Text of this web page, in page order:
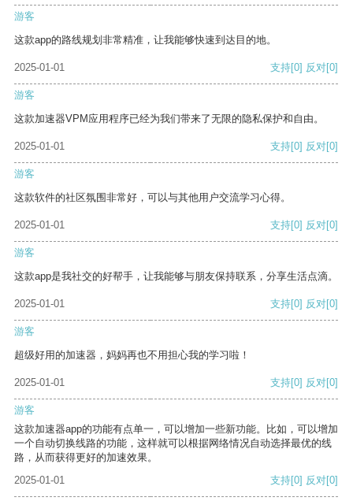
游客
这款app的路线规划非常精准，让我能够快速到达目的地。
2025-01-01 支持[0] 反对[0]
游客
这款加速器VPM应用程序已经为我们带来了无限的隐私保护和自由。
2025-01-01 支持[0] 反对[0]
游客
这款软件的社区氛围非常好，可以与其他用户交流学习心得。
2025-01-01 支持[0] 反对[0]
游客
这款app是我社交的好帮手，让我能够与朋友保持联系，分享生活点滴。
2025-01-01 支持[0] 反对[0]
游客
超级好用的加速器，妈妈再也不用担心我的学习啦！
2025-01-01 支持[0] 反对[0]
游客
这款加速器app的功能有点单一，可以增加一些新功能。比如，可以增加
一个自动切换线路的功能，这样就可以根据网络情况自动选择最优的线
路，从而获得更好的加速效果。
2025-01-01
支持[0] 反对[0]